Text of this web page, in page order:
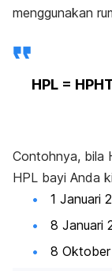
menggunakan
HPL =
Contohnya, bila
HPL bayi Anda
1 Januari
8 Januari
8